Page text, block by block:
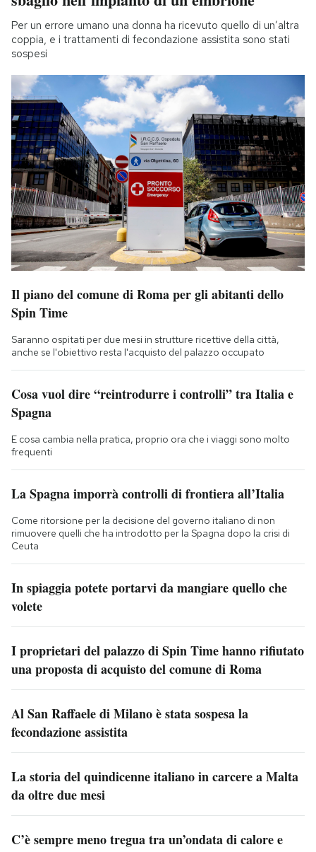
Per un errore umano una donna ha ricevuto quello di un’altra
coppia, e i trattamenti di fecondazione assistita sono stati
sospesi
Il piano del comune di Roma per gli abitanti dello
Spin Time
Saranno ospitati per due mesi in strutture ricettive della città,
anche se l'obiettivo resta l'acquisto del palazzo occupato
Cosa vuol dire “reintrodurre i controlli” tra Italia e
Spagna
E cosa cambia nella pratica, proprio ora che i viaggi sono molto
frequenti
La Spagna imporrà controlli di frontiera all’Italia
Come ritorsione per la decisione del governo italiano di non
rimuovere quelli che ha introdotto per la Spagna dopo la crisi di
Ceuta
In spiaggia potete portarvi da mangiare quello che
volete
I proprietari del palazzo di Spin Time hanno rifiutato
una proposta di acquisto del comune di Roma
Al San Raffaele di Milano è stata sospesa la
fecondazione assistita
La storia del quindicenne italiano in carcere a Malta
da oltre due mesi
C’è sempre meno tregua tra un’ondata di calore e